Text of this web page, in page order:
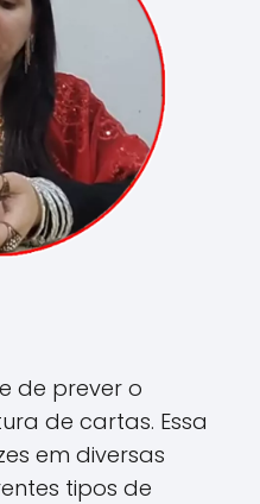
de prever o
de cartas. Essa
em diversas
tipos de